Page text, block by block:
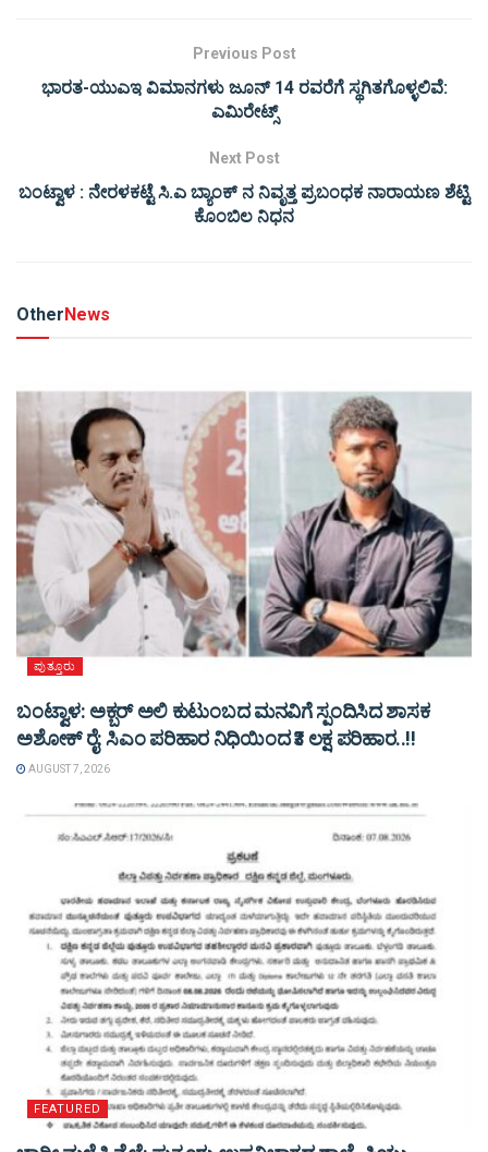
Previous Post
ಭಾರತ-ಯುಎಇ ವಿಮಾನಗಳು ಜೂನ್ 14 ರವರೆಗೆ ಸ್ಥಗಿತಗೊಳ್ಳಲಿವೆ:
ಎಮಿರೇಟ್ಸ್
Next Post
ಬಂಟ್ವಾಳ : ನೇರಳಕಟ್ಟೆ ಸಿ.ಎ ಬ್ಯಾಂಕ್ ನ ನಿವೃತ್ತ ಪ್ರಬಂಧಕ ನಾರಾಯಣ ಶೆಟ್ಟಿ
ಕೊಂಬಿಲ ನಿಧನ
Other News
ಪುತ್ತೂರು
ಬಂಟ್ವಾಳ: ಅಕ್ಬರ್ ಅಲಿ ಕುಟುಂಬದ ಮನವಿಗೆ ಸ್ಪಂದಿಸಿದ ಶಾಸಕ
ಅಶೋಕ್ ರೈ: ಸಿಎಂ ಪರಿಹಾರ ನಿಧಿಯಿಂದ ₹3 ಲಕ್ಷ ಪರಿಹಾರ..!!
AUGUST 7, 2026
FEATURED